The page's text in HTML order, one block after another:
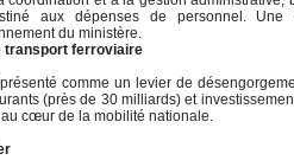
aux dépenses de personnel. Une
du ministère.
transport ferroviaire
comme un levier de
(près de 30 milliards) et
cœur de la mobilité nationale.